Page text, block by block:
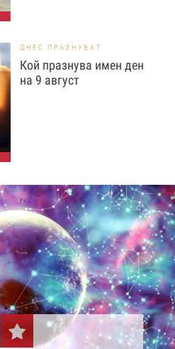
ДНЕС ПРАЗНУВАТ
Кой празнува имен ден
на 9 август